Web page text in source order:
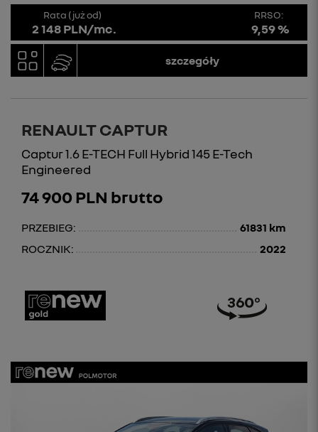
Rata (już od)
2 148 PLN/mc.
RRSO:
9,59 %
szczegóły
RENAULT CAPTUR
Captur 1.6 E-TECH Full Hybrid 145 E-Tech
Engineered
74 900 PLN brutto
PRZEBIEG:
61831 km
ROCZNIK:
2022